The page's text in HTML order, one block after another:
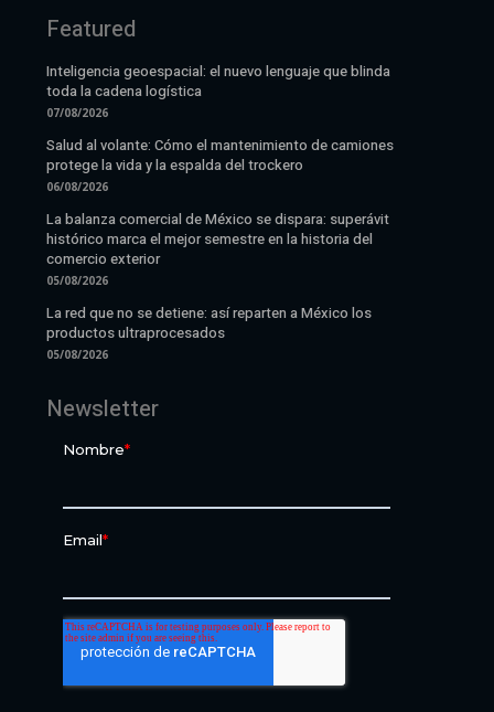
Featured
Inteligencia geoespacial: el nuevo lenguaje que blinda
toda la cadena logística
07/08/2026
Salud al volante: Cómo el mantenimiento de camiones
protege la vida y la espalda del trockero
06/08/2026
La balanza comercial de México se dispara: superávit
histórico marca el mejor semestre en la historia del
comercio exterior
05/08/2026
La red que no se detiene: así reparten a México los
productos ultraprocesados
05/08/2026
Newsletter